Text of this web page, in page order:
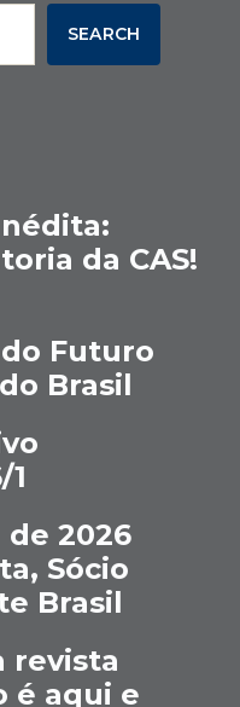
SEARCH
da CAS!
Futuro
Brasil
1
2026
Sócio
Brasil
revista
é aqui e